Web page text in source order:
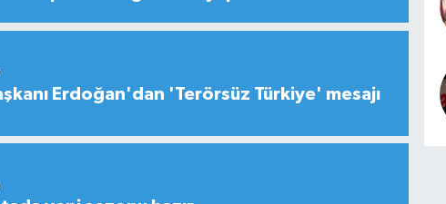
Erdoğan'dan 'Terörsüz Türkiye' mesajı